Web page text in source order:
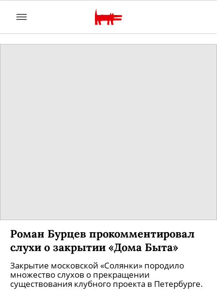
Роман Бурцев прокомментировал
слухи о закрытии «Дома Быта»
Закрытие московской «Солянки» породило
множество слухов о прекращении
существования клубного проекта в Петербурге.